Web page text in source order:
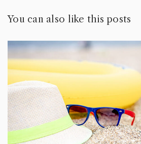
You can also like this posts